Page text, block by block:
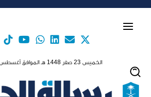
الخميس 23 صفر 1448 هـ الموافق أغسطس 6, 2026